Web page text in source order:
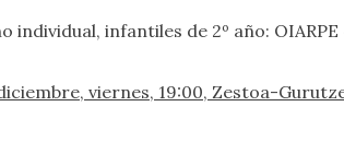
individual, infantiles de 2º año:
viernes, 19:00, Zestoa-